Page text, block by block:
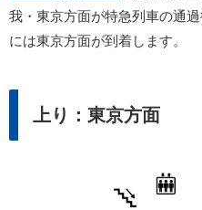
我・東京方面が特急列車の通
には東京方面が到着します。
上り：東京方面